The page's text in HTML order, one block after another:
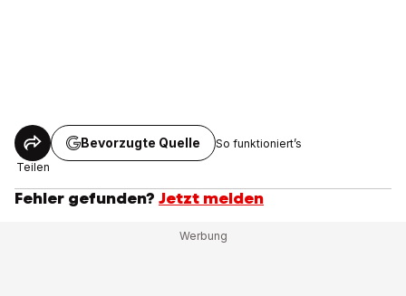
Teilen
Bevorzugte Quelle So funktioniert’s
Fehler gefunden? Jetzt melden